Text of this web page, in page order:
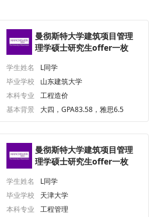
曼彻斯特大学建筑项目管理
理学硕士研究生offer一枚
学生姓名
L同学
毕业学校
山东建筑大学
本科专业
工程造价
基本背景
大四，GPA83.58，雅思6.5
曼彻斯特大学建筑项目管理
理学硕士研究生offer一枚
学生姓名
L同学
毕业学校
天津大学
本科专业
工程管理